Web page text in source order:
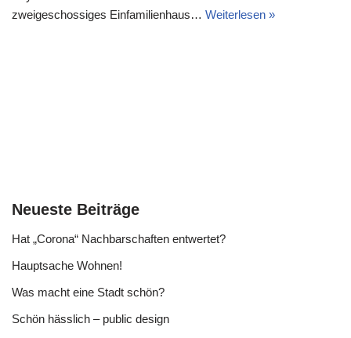
zweigeschossiges Einfamilienhaus… Weiterlesen »
Neueste Beiträge
Hat „Corona“ Nachbarschaften entwertet?
Hauptsache Wohnen!
Was macht eine Stadt schön?
Schön hässlich – public design